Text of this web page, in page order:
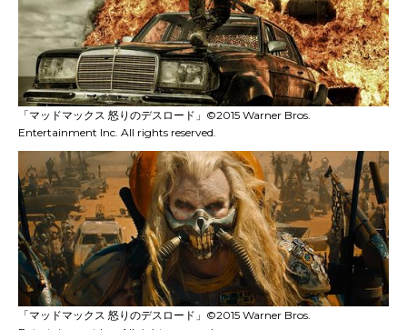
「マッドマックス 怒りのデスロード」©2015 Warner Bros.
Entertainment Inc. All rights reserved.
「マッドマックス 怒りのデスロード」©2015 Warner Bros.